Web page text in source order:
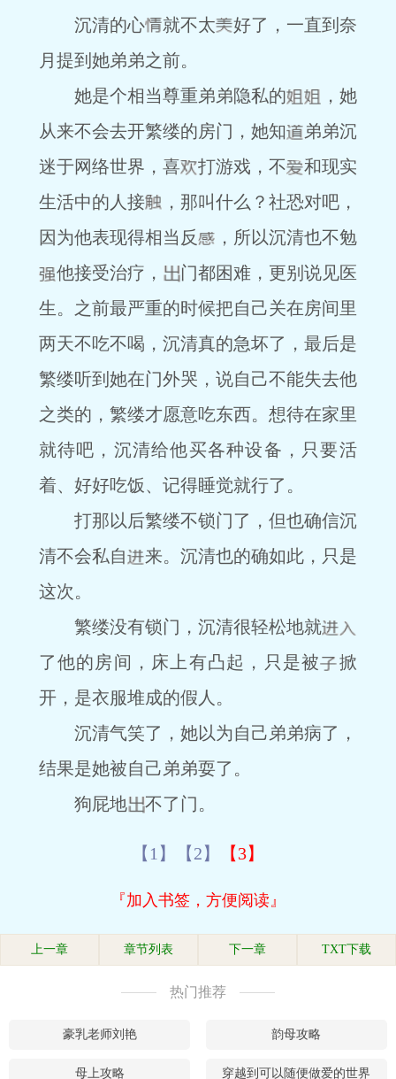
沉清的心
就不太
好了，一直到奈
月提到她弟弟之前。
她是个相当尊重弟弟隐私的
，她
从来不会去开繁缕的房门，她知
弟弟沉
迷于网络世界，喜
打游戏，不
和现实
生活中的人接
，那叫什么？社恐对吧，
因为他表现得相当反
，所以沉清也不勉
他接受治疗，
门都困难，更别说见医
生。之前最严重的时候把自己关在房间里
两天不吃不喝，沉清真的急坏了，最后是
繁缕听到她在门外哭，说自己不能失去他
之类的，繁缕才愿意吃东西。想待在家里
就待吧，沉清给他买各种设备，只要活
着、好好吃饭、记得睡觉就行了。
打那以后繁缕不锁门了，但也确信沉
清不会私自
来。沉清也的确如此，只是
这次。
繁缕没有锁门，沉清很轻松地就
了他的房间，床上有凸起，只是被
掀
开，是衣服堆成的假人。
沉清气笑了，她以为自己弟弟病了，
结果是她被自己弟弟耍了。
狗屁地
不了门。
【1】 【2】 【3】
『加入书签，方便阅读』
上一章 章节列表 下一章 TXT下载
热门推荐
豪乳老师刘艳 韵母攻略
母上攻略 穿越到可以随便做爱的世界